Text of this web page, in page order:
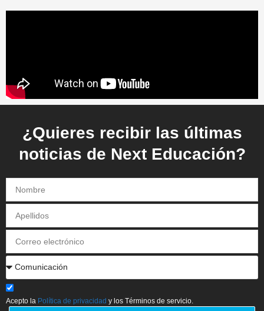
¿Quieres recibir las últimas
noticias de Next Educación?
Acepto la Política de privacidad y los Términos de servicio.